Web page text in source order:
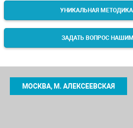
УНИКАЛЬНАЯ
ЗАДАТЬ ВОПРОС
МОСКВА, М. АЛЕКСЕЕВСКАЯ